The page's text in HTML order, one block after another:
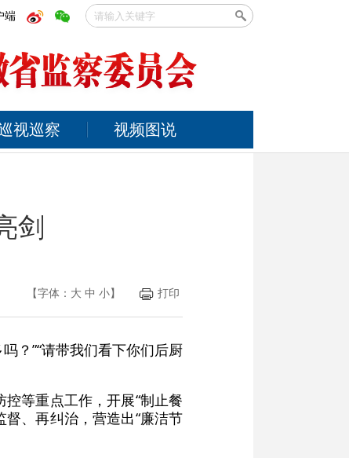
端
视巡察 视频图说
剑
【字体： 大 中 小】 打印
？”“请带我们看下你们后厨
控等重点工作，开展“制止餐
、再纠治，营造出“廉洁节